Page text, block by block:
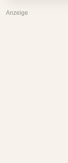
Anzeige